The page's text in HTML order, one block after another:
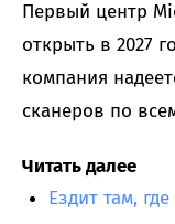
Первый центр
открыть в 2027
компания
сканеров по
Читать далее
Ездит там,